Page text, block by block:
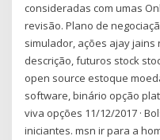
consideradas com umas
revisão. Plano de
simulador, ações ajay
descrição, futuros stock
open source estoque
software, binário opção
viva opções 11/12/2017 ·
iniciantes. msn ir para a